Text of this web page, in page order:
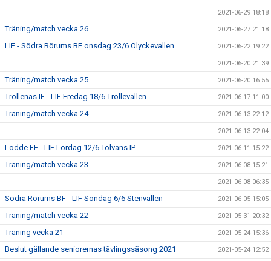
2021-06-29 18:18
Träning/match vecka 26 2021-06-27 21:18
LIF - Södra Rörums BF onsdag 23/6 Ölyckevallen 2021-06-22 19:22
2021-06-20 21:39
Träning/match vecka 25 2021-06-20 16:55
Trollenäs IF - LIF Fredag 18/6 Trollevallen 2021-06-17 11:00
Träning/match vecka 24 2021-06-13 22:12
2021-06-13 22:04
Lödde FF - LIF Lördag 12/6 Tolvans IP 2021-06-11 15:22
Träning/match vecka 23 2021-06-08 15:21
2021-06-08 06:35
Södra Rörums BF - LIF Söndag 6/6 Stenvallen 2021-06-05 15:05
Träning/match vecka 22 2021-05-31 20:32
Träning vecka 21 2021-05-24 15:36
Beslut gällande seniorernas tävlingssäsong 2021 2021-05-24 12:52